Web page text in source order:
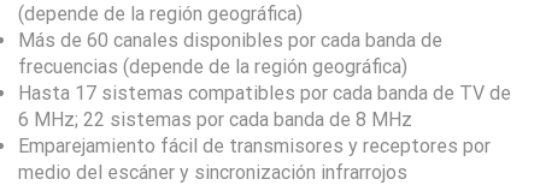
(depende de la región geográfica)
Más de 60 canales disponibles por cada banda de
frecuencias (depende de la región geográfica)
Hasta 17 sistemas compatibles por cada banda de TV de
6 MHz; 22 sistemas por cada banda de 8 MHz
Emparejamiento fácil de transmisores y receptores por
medio del escáner y sincronización infrarrojos